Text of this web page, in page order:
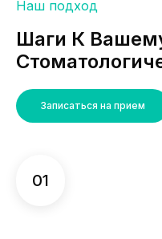
Наш подход
Шаги К
Записаться на прием
01